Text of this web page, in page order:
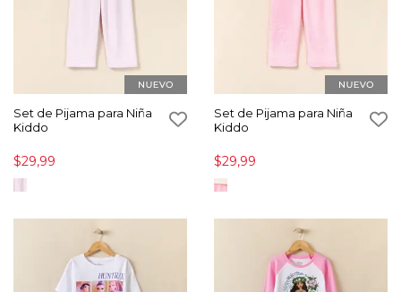
Set de Pijama para Niña
Kiddo
$29,99
Set de Pijama para Niña
Kiddo
$29,99